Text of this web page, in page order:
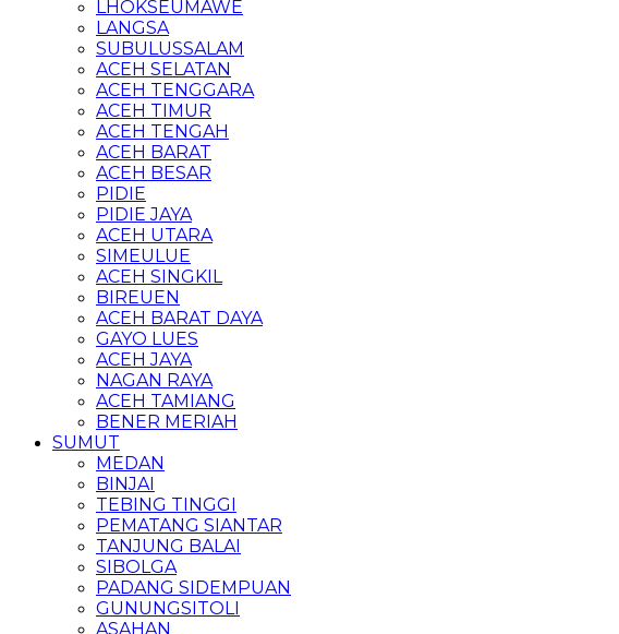
LHOKSEUMAWE
LANGSA
SUBULUSSALAM
ACEH SELATAN
ACEH TENGGARA
ACEH TIMUR
ACEH TENGAH
ACEH BARAT
ACEH BESAR
PIDIE
PIDIE JAYA
ACEH UTARA
SIMEULUE
ACEH SINGKIL
BIREUEN
ACEH BARAT DAYA
GAYO LUES
ACEH JAYA
NAGAN RAYA
ACEH TAMIANG
BENER MERIAH
SUMUT
MEDAN
BINJAI
TEBING TINGGI
PEMATANG SIANTAR
TANJUNG BALAI
SIBOLGA
PADANG SIDEMPUAN
GUNUNGSITOLI
ASAHAN